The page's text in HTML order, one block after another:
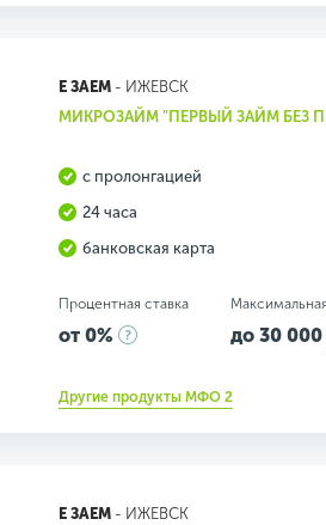
Е ЗАЕМ- ИЖЕВСК
МИКРОЗАЙМ "ПЕРВЫЙ ЗАЙМ БЕЗ
с пролонгацией
24 часа
банковская карта
Процентная ставка
от 0% до 30 000
Другие продукты МФО 2
Е ЗАЕМ- ИЖЕВСК